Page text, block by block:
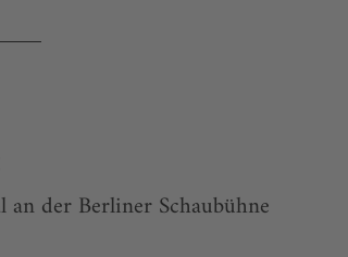
der Berliner Schaubühne